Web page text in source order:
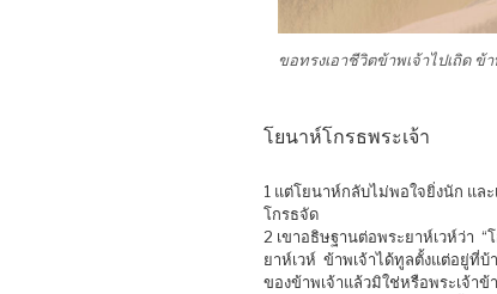
ขอทรงเอาชีวิตข้าพเจ้าไปเถิด ข้
โยนาห์โกรธพระเจ้า
1 แต่โยนาห์กลับไม่พอใจยิ่งนัก และ
โกรธจัด
2 เขาอธิษฐานต่อพระยาห์เวห์ว่า “
ยาห์เวห์ ข้าพเจ้าได้ทูลตั้งแต่อยู่ที่บ้
ของข้าพเจ้าแล้วมิใช่หรือพระเจ้าข้